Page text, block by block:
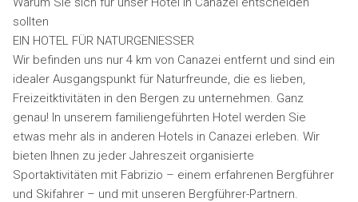
sollten
EIN HOTEL FÜR NATURGENIESSER
Wir befinden uns nur 4 km von Canazei entfernt und sind ein
idealer Ausgangspunkt für Naturfreunde, die es lieben,
Freizeitktivitäten in den Bergen zu unternehmen. Ganz
genau! In unserem familiengeführten Hotel werden Sie
etwas mehr als in anderen Hotels in Canazei erleben. Wir
bieten Ihnen zu jeder Jahreszeit organisierte
Sportaktivitäten mit Fabrizio – einem erfahrenen Bergführer
und Skifahrer – und mit unseren Bergführer-Partnern.